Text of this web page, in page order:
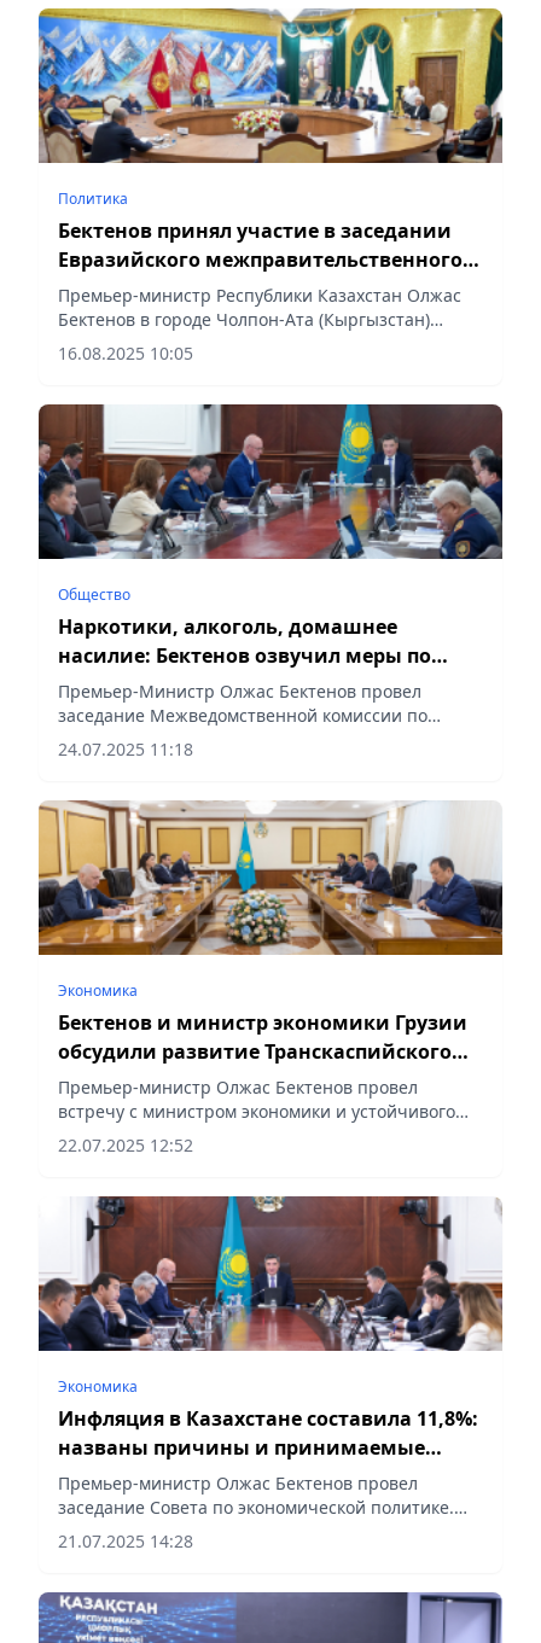
Политика
Бектенов принял участие в заседании
Евразийского межправительственного
совета
Премьер-министр Республики Казахстан Олжас
Бектенов в городе Чолпон-Ата (Кыргызстан)
принял участие в коллективной встрече
Президента Кыргызской Республики Садыра
16.08.2025 10:05
Общество
Наркотики, алкоголь, домашнее
насилие: Бектенов озвучил меры по
профилактике правонарушений
Премьер-Министр Олжас Бектенов провел
заседание Межведомственной комиссии по
профилактике правонарушений при
Правительстве РК, сообщает Vecher.kz.
24.07.2025 11:18
Экономика
Бектенов и министр экономики Грузии
обсудили развитие Транскаспийского
маршрута
Премьер-министр Олжас Бектенов провел
встречу с министром экономики и устойчивого
развития Грузии Мариам Квривишвили,
сообщает Vecher.kz
22.07.2025 12:52
Экономика
Инфляция в Казахстане составила 11,8%:
названы причины и принимаемые
меры
Премьер-министр Олжас Бектенов провел
заседание Совета по экономической политике.
Рассмотрены меры по сдерживанию инфляции и
параметры прогноза социально-экономического
21.07.2025 14:28